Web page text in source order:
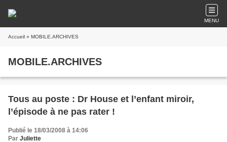
MENU
Accueil » MOBILE.ARCHIVES
MOBILE.ARCHIVES
Tous au poste : Dr House et l’enfant miroir,
l’épisode à ne pas rater !
Publié le 18/03/2008 à 14:06
Par Juliette